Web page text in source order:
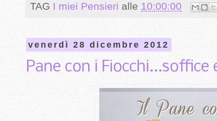
TAG I miei Pensieri alle 10:00:00
venerdì 28 dicembre 2012
Pane con i Fiocchi...soffice